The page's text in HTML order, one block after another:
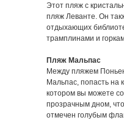
Этот пляж с
пляж Леванте. Он
отдыхающих
трамплинами и
Пляж Мальпас
Между пляжем
Мальпас, попасть на
котором вы можете
прозрачным дном,
отмечен голубым